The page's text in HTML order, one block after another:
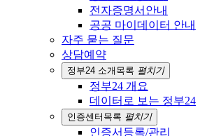
전자증명서안내
공공 마이데이터 안내
자주 묻는 질문
상담예약
정부24 소개 목록 펼치기
정부24 개요
데이터로 보는 정부24
인증센터 목록 펼치기
인증서등록/관리